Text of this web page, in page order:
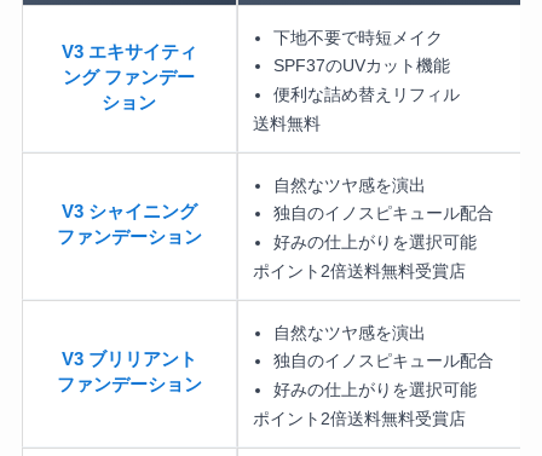
V3 エキサイティ
ング ファンデー
ション
下地不要で時短メイク
SPF37のUVカット機能
便利な詰め替えリフィル
送料無料
V3 シャイニング
ファンデーション
自然なツヤ感を演出
独自のイノスピキュール配合
好みの仕上がりを選択可能
ポイント2倍送料無料受賞店
V3 ブリリアント
ファンデーション
自然なツヤ感を演出
独自のイノスピキュール配合
好みの仕上がりを選択可能
ポイント2倍送料無料受賞店